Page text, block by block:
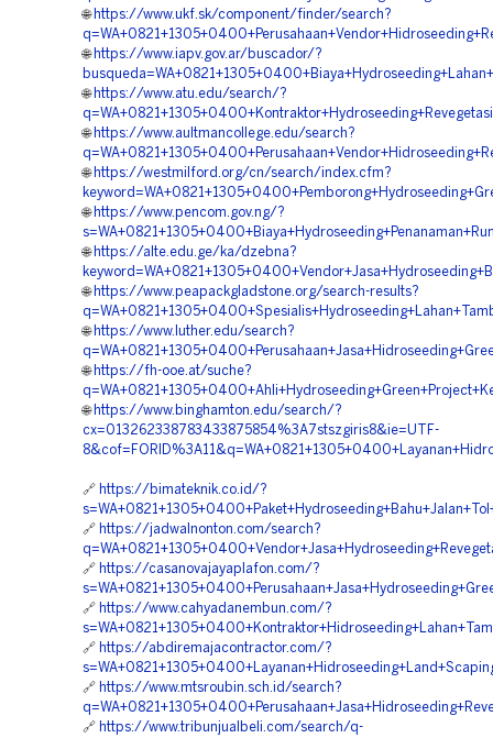
🌐 https://www.ukf.sk/component/finder/search?
🌐 https://www.iapv.gov.ar/buscador/?
🌐 https://www.atu.edu/search/?
🌐 https://www.aultmancollege.edu/search?
🌐 https://westmilford.org/cn/search/index.cfm?
🌐 https://www.pencom.gov.ng/?
🌐 https://alte.edu.ge/ka/dzebna?
🌐 https://www.peapackgladstone.org/search-results?
🌐 https://www.luther.edu/search?
🌐 https://fh-ooe.at/suche?
🌐 https://www.binghamton.edu/search/?
cx=013262338783433875854%3A7stszgiris8&ie=UTF-
🔗 https://bimateknik.co.id/?
🔗 https://jadwalnonton.com/search?
🔗 https://casanovajayaplafon.com/?
🔗 https://www.cahyadanembun.com/?
🔗 https://abdiremajacontractor.com/?
🔗 https://www.mtsroubin.sch.id/search?
🔗 https://www.tribunjualbeli.com/search/q-